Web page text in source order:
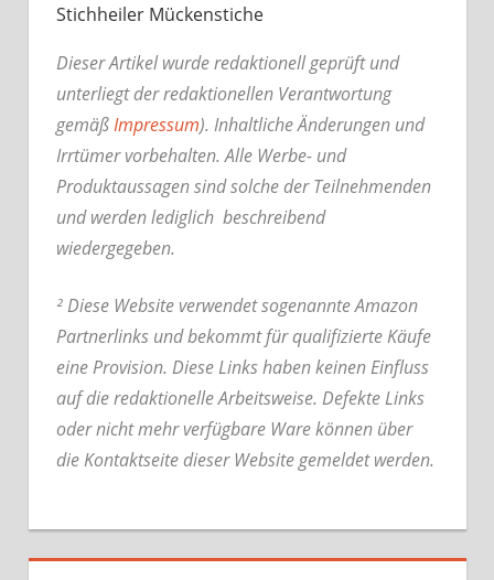
Stichheiler Mückenstiche
Dieser Artikel wurde redaktionell geprüft und
unterliegt der redaktionellen Verantwortung
gemäßImpressum). Inhaltliche Änderungen und
Irrtümer vorbehalten. Alle Werbe- und
Produktaussagen sind solche der Teilnehmenden
und werden lediglich beschreibend
wiedergegeben.
² Diese Website verwendet sogenannte Amazon
Partnerlinks und bekommt für qualifizierte Käufe
eine Provision. Diese Links haben keinen Einfluss
auf die redaktionelle Arbeitsweise. Defekte Links
oder nicht mehr verfügbare Ware können über
die Kontaktseite dieser Website gemeldet werden.